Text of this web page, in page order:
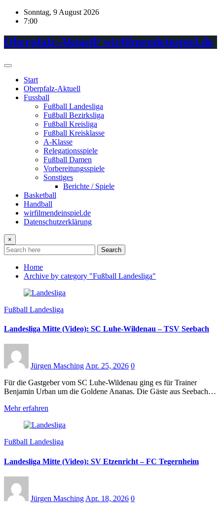
Skip
Sonntag, 9 August 2026
7:00
Oberpfalz-Aktuell/ wirfilmendeinspiel.de
Start
Oberpfalz-Aktuell
Fussball
Fußball Landesliga
Fußball Bezirksliga
Fußball Kreisliga
Fußball Kreisklasse
A-Klasse
Relegationsspiele
Fußball Damen
Vorbereitungsspiele
Sonstiges
Berichte / Spiele
Basketball
Handball
wirfilmendeinspiel.de
Datenschutzerklärung
×
Search
Home
Archive by category "Fußball Landesliga"
Fußball Landesliga
Landesliga Mitte (Video): SC Luhe-Wildenau – TSV Seebach
Jürgen Masching Apr. 25, 2026 0
Für die Gastgeber vom SC Luhe-Wildenau ging es für Trainer
Benjamin Urban um die Goldene Ananas. Die Gäste aus Seebach…
Mehr erfahren
Fußball Landesliga
Landesliga Mitte (Video): SV Etzenricht – FC Tegernheim
Jürgen Masching Apr. 18, 2026 0